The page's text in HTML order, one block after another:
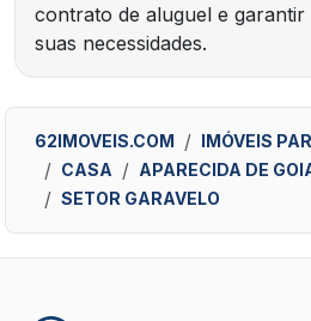
contrato de aluguel e garantir
suas necessidades.
62IMOVEIS.COM
IMÓVEIS
CASA
APARECIDA DE
SETOR GARAVELO